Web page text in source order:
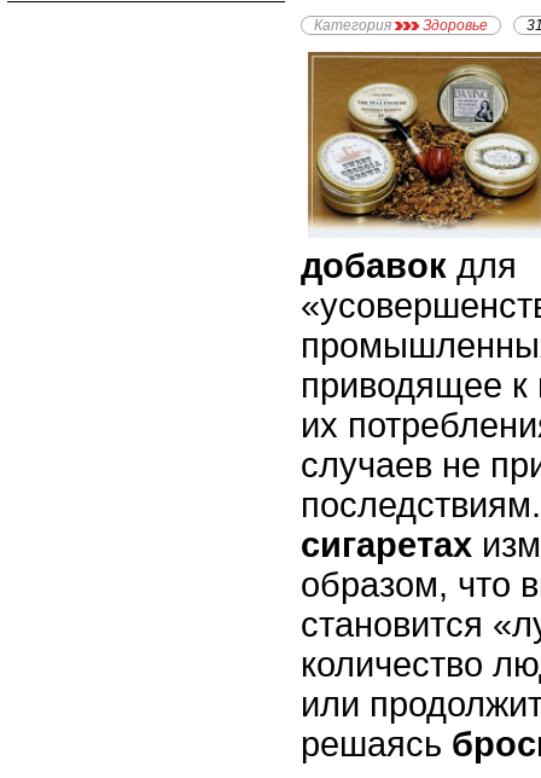
Категория Здоровье
добавок для
приводящее
их
случаев не
сигаретах
образом, что
становится
количество
или
решаясь